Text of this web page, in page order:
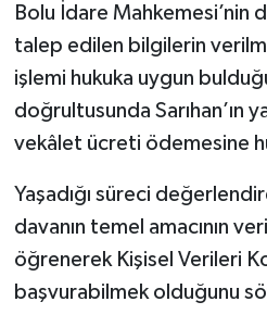
Bolu İdare Mahkemesi’nin
talep edilen bilgilerin
işlemi hukuka uygun
doğrultusunda Sarıhan’ın
vekâlet ücreti ödemesine
Yaşadığı süreci
davanın temel amacının
öğrenerek Kişisel Verileri
başvurabilmek olduğunu